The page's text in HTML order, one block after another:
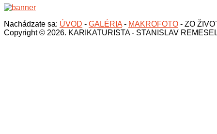
Nachádzate sa: ÚVOD - GALÉRIA - MAKROFOTO - ZO
Copyright © 2026. KARIKATURISTA - STANISLAV